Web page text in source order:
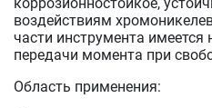
воздействиям
части инструмента имеется
передачи момента при
Область применения: